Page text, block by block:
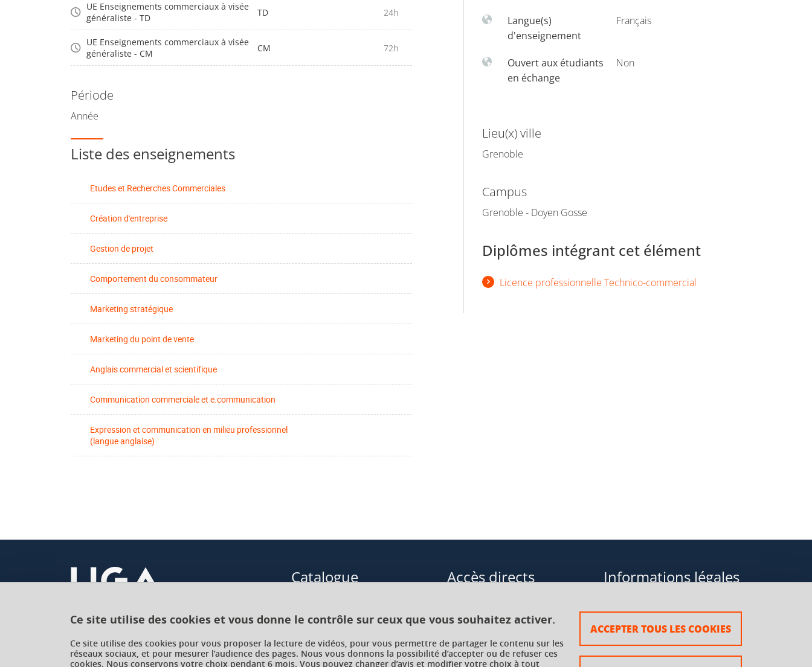
Ce site utilise des cookies et vous donne le contrôle sur ceux que vous souhaitez activer.
Ce site utilise des cookies pour vous proposer la lecture de vidéos, pour vous permettre de partager le contenu sur les
réseaux sociaux, et pour mesurer l’audience des pages. Nous vous donnons la possibilité d’accepter ou de refuser ces
cookies. Nous conservons votre choix pendant 6 mois. Vous pouvez changer d’avis et modifier votre choix à tout
ACCEPTER TOUS LES COOKIES
UE Enseignements commerciaux à visée
généraliste - TD
TD 24h
UE Enseignements commerciaux à visée
généraliste - CM
CM 72h
Période
Année
Liste des enseignements
Etudes et Recherches Commerciales
Création d'entreprise
Gestion de projet
Comportement du consommateur
Marketing stratégique
Marketing du point de vente
Anglais commercial et scientifique
Communication commerciale et e.communication
Expression et communication en milieu professionnel
(langue anglaise)
Langue(s)
d'enseignement
Français
Ouvert aux étudiants
en échange
Non
Lieu(x) ville
Grenoble
Campus
Grenoble - Doyen Gosse
Diplômes intégrant cet élément
Licence professionnelle Technico-commercial
Université Grenoble Alpes
621 avenue Centrale
Catalogue
Formations courtes
Accès directs
Enseignements transversaux à
Informations légales
Plan du site
Mentions légales